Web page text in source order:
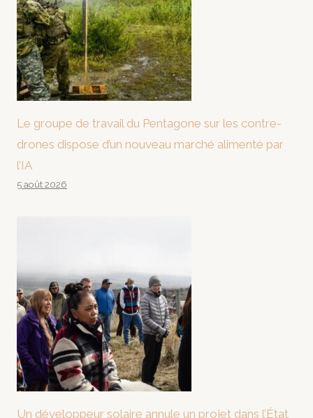
Le groupe de travail du Pentagone sur les contre-
drones dispose d’un nouveau marché alimenté par
l’IA
5 août 2026
Un développeur solaire annule un projet dans l’État